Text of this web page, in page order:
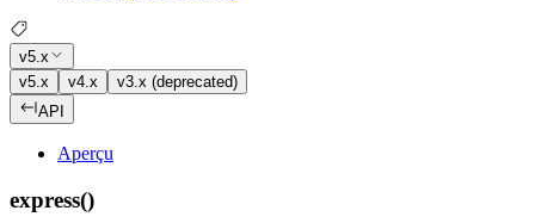
v5.x
v5.x
v4.x
v3.x (deprecated)
API
Aperçu
express()